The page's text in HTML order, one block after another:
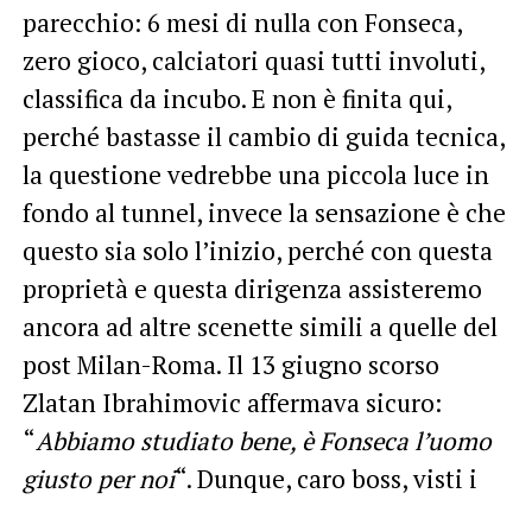
parecchio: 6 mesi di nulla con Fonseca,
zero gioco, calciatori quasi tutti involuti,
classifica da incubo. E non è finita qui,
perché bastasse il cambio di guida tecnica,
la questione vedrebbe una piccola luce in
fondo al tunnel, invece la sensazione è che
questo sia solo l’inizio, perché con questa
proprietà e questa dirigenza assisteremo
ancora ad altre scenette simili a quelle del
post Milan-Roma. Il 13 giugno scorso
Zlatan Ibrahimovic affermava sicuro:
“Abbiamo studiato bene, è Fonseca l’uomo
giusto per noi“. Dunque, caro boss, visti i